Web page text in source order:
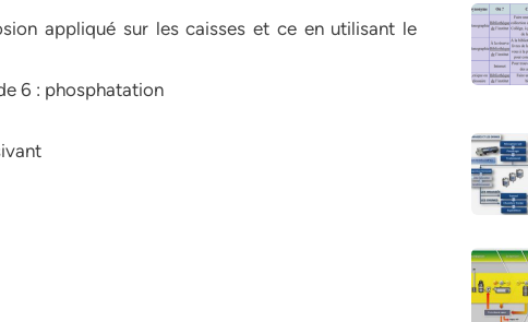
appliqué sur les caisses et ce en utilisant le
6 : phosphatation